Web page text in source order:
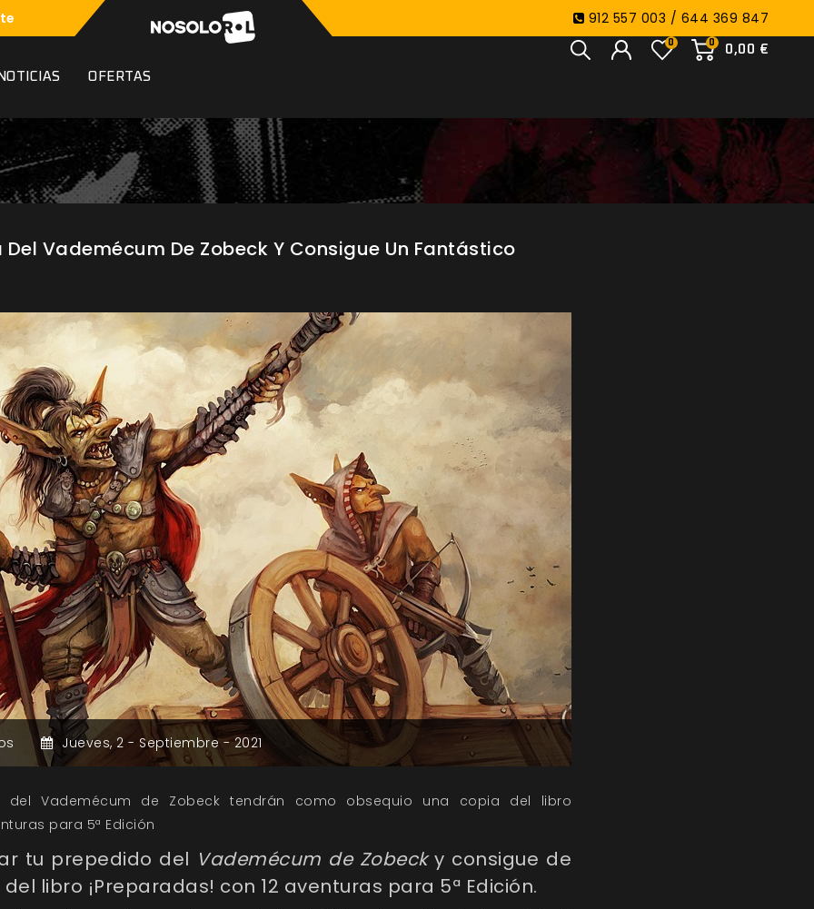
912 557 003 / 644 369 847
0
0,00 €
0
OFERTAS
Del Vademécum De Zobeck Y Consigue Un Fantástico
Jueves, 2 - Septiembre -2021
del Vademécum de Zobeck tendrán como obsequio una copia del libro
para 5ª Edición
tu prepedido del Vademécum de Zobecky consigue de
libro ¡Preparadas! con 12 aventuras para 5ª Edición.